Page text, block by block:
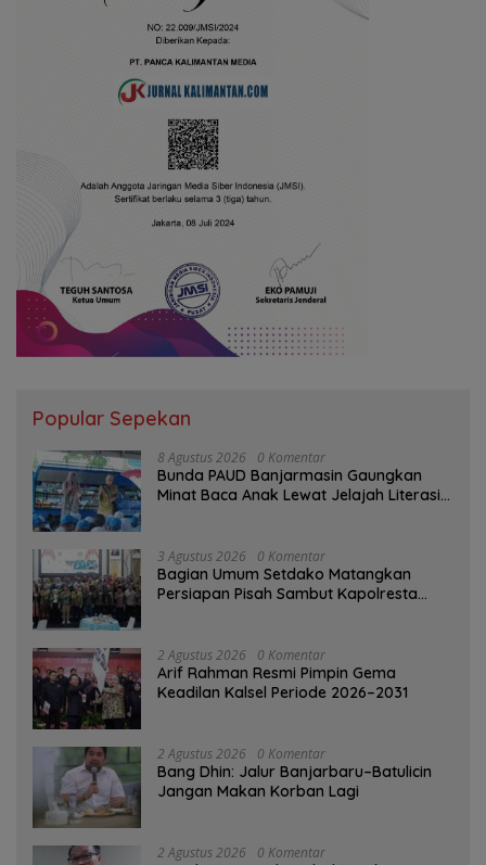
Popular Sepekan
8 Agustus 2026 0 Komentar
Bunda PAUD Banjarmasin Gaungkan
Minat Baca Anak Lewat Jelajah Literasi
3 Agustus 2026 0 Komentar
Bagian Umum Setdako Matangkan
Persiapan Pisah Sambut Kapolresta
2 Agustus 2026 0 Komentar
Arif Rahman Resmi Pimpin Gema
Keadilan Kalsel Periode 2026–2031
2 Agustus 2026 0 Komentar
Bang Dhin: Jalur Banjarbaru–Batulicin
Jangan Makan Korban Lagi
2 Agustus 2026 0 Komentar